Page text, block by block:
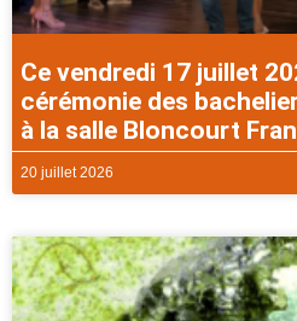
Ce vendredi 17 juillet
cérémonie des
à la salle Bloncourt
20 juillet 2026